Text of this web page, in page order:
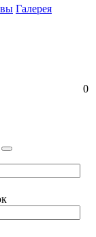
Галерея
0